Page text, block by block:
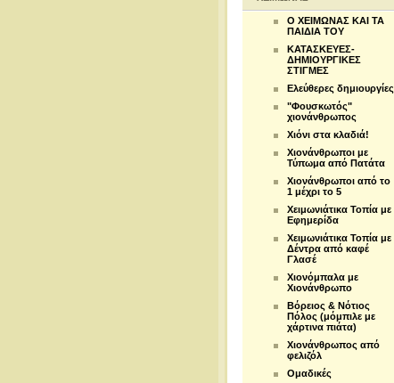
Ο ΧΕΙΜΩΝΑΣ ΚΑΙ ΤΑ
ΠΑΙΔΙΑ ΤΟΥ
ΚΑΤΑΣΚΕΥΕΣ-
ΔΗΜΙΟΥΡΓΙΚΕΣ
ΣΤΙΓΜΕΣ
Ελεύθερες δημιουργίες
"Φουσκωτός"
χιονάνθρωπος
Χιόνι στα κλαδιά!
Χιονάνθρωποι με
Τύπωμα από Πατάτα
Χιονάνθρωποι από το
1 μέχρι το 5
Χειμωνιάτικα Τοπία με
Εφημερίδα
Χειμωνιάτικα Τοπία με
Δέντρα από καφέ
Γλασέ
Χιονόμπαλα με
Χιονάνθρωπο
Βόρειος & Νότιος
Πόλος (μόμπιλε με
χάρτινα πιάτα)
Χιονάνθρωπος από
φελιζόλ
Ομαδικές